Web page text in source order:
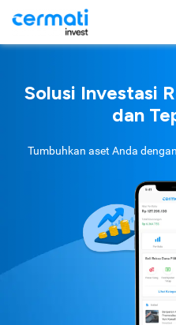
Solusi Investasi
dan
Tumbuhkan aset Anda